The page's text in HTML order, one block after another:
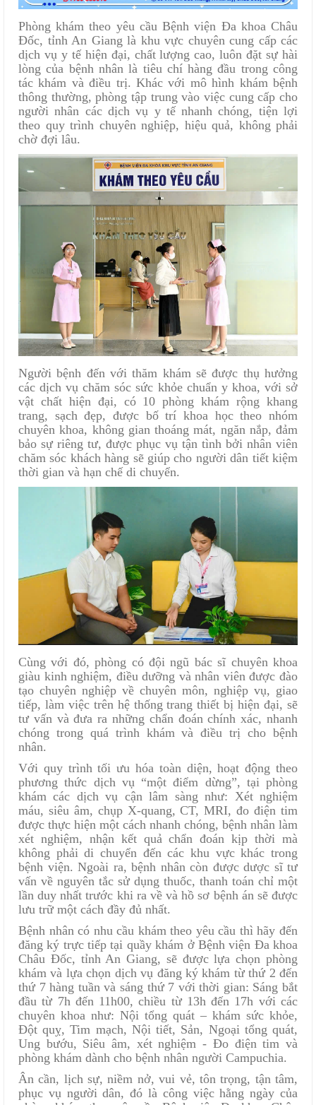
Phòng khám theo yêu cầu Bệnh viện Đa khoa Châu
Đốc, tỉnh An Giang là khu vực chuyên cung cấp các
dịch vụ y tế hiện đại, chất lượng cao, luôn đặt sự hài
lòng của bệnh nhân là tiêu chí hàng đầu trong công
tác khám và điều trị. Khác với mô hình khám bệnh
thông thường, phòng tập trung vào việc cung cấp cho
người nhân các dịch vụ y tế nhanh chóng, tiện lợi
theo quy trình chuyên nghiệp, hiệu quả, không phải
chờ đợi lâu.
Người bệnh đến với thăm khám sẽ được thụ hưởng
các dịch vụ chăm sóc sức khỏe chuẩn y khoa, với sở
vật chất hiện đại, có 10 phòng khám rộng khang
trang, sạch đẹp, được bố trí khoa học theo nhóm
chuyên khoa, không gian thoáng mát, ngăn nắp, đảm
bảo sự riêng tư, được phục vụ tận tình bởi nhân viên
chăm sóc khách hàng sẽ giúp cho người dân tiết kiệm
thời gian và hạn chế di chuyển.
Cùng với đó, phòng có đội ngũ bác sĩ chuyên khoa
giàu kinh nghiệm, điều dưỡng và nhân viên được đào
tạo chuyên nghiệp về chuyên môn, nghiệp vụ, giao
tiếp, làm việc trên hệ thống trang thiết bị hiện đại, sẽ
tư vấn và đưa ra những chẩn đoán chính xác, nhanh
chóng trong quá trình khám và điều trị cho bệnh
nhân.
Với quy trình tối ưu hóa toàn diện, hoạt động theo
phương thức dịch vụ “một điểm dừng”, tại phòng
khám các dịch vụ cận lâm sàng như: Xét nghiệm
máu, siêu âm, chụp X-quang, CT, MRI, đo điện tim
được thực hiện một cách nhanh chóng, bệnh nhân làm
xét nghiệm, nhận kết quả chẩn đoán kịp thời mà
không phải di chuyển đến các khu vực khác trong
bệnh viện. Ngoài ra, bệnh nhân còn được dược sĩ tư
vấn về nguyên tắc sử dụng thuốc, thanh toán chỉ một
lần duy nhất trước khi ra về và hồ sơ bệnh án sẽ được
lưu trữ một cách đầy đủ nhất.
Bệnh nhân có nhu cầu khám theo yêu cầu thì hãy đến
đăng ký trực tiếp tại quầy khám ở Bệnh viện Đa khoa
Châu Đốc, tỉnh An Giang, sẽ được lựa chọn phòng
khám và lựa chọn dịch vụ đăng ký khám từ thứ 2 đến
thứ 7 hàng tuần và sáng thứ 7 với thời gian: Sáng bắt
đầu từ 7h đến 11h00, chiều từ 13h đến 17h với các
chuyên khoa như: Nội tổng quát – khám sức khỏe,
Đột quỵ, Tim mạch, Nội tiết, Sản, Ngoại tổng quát,
Ung bướu, Siêu âm, xét nghiệm - Đo điện tim và
phòng khám dành cho bệnh nhân người Campuchia.
Ân cần, lịch sự, niềm nở, vui vẻ, tôn trọng, tận tâm,
phục vụ người dân, đó là công việc hằng ngày của